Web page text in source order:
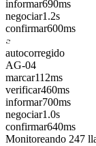
informar690ms
negociar1.2s
confirmar600ms
autocorregido
AG-04
marcar112ms
verificar460ms
informar700ms
negociar1.0s
confirmar640ms
Monitoreando 247